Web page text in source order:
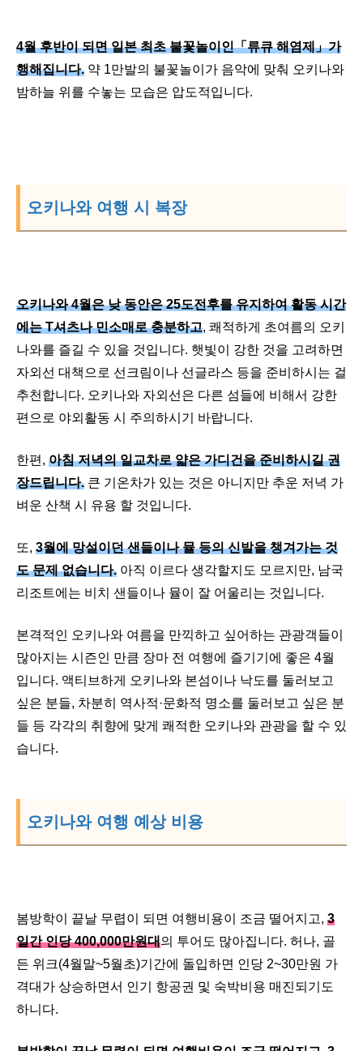
4월 후반이 되면 일본 최초 불꽃놀이인「류큐 해염제」가
행해집니다. 약 1만발의 불꽃놀이가 음악에 맞춰 오키나와
밤하늘 위를 수놓는 모습은 압도적입니다.
오키나와 여행 시 복장
오키나와 4월은 낮 동안은 25도전후를 유지하여 활동 시간
에는 T셔츠나 민소매로 충분하고, 쾌적하게 초여름의 오키
나와를 즐길 수 있을 것입니다. 햇빛이 강한 것을 고려하면
자외선 대책으로 선크림이나 선글라스 등을 준비하시는 걸
추천합니다. 오키나와 자외선은 다른 섬들에 비해서 강한
편으로 야외활동 시 주의하시기 바랍니다.
한편, 아침 저녁의 일교차로 얇은 가디건을 준비하시길 권
장드립니다. 큰 기온차가 있는 것은 아니지만 추운 저녁 가
벼운 산책 시 유용 할 것입니다.
또, 3월에 망설이던 샌들이나 뮬 등의 신발을 챙겨가는 것
도 문제 없습니다. 아직 이르다 생각할지도 모르지만, 남국
리조트에는 비치 샌들이나 뮬이 잘 어울리는 것입니다.
본격적인 오키나와 여름을 만끽하고 싶어하는 관광객들이
많아지는 시즌인 만큼 장마 전 여행에 즐기기에 좋은 4월
입니다. 액티브하게 오키나와 본섬이나 낙도를 둘러보고
싶은 분들, 차분히 역사적·문화적 명소를 둘러보고 싶은 분
들 등 각각의 취향에 맞게 쾌적한 오키나와 관광을 할 수 있
습니다.
오키나와 여행 예상 비용
봄방학이 끝날 무렵이 되면 여행비용이 조금 떨어지고, 3
일간 인당 400,000만원대의 투어도 많아집니다. 허나, 골
든 위크(4월말~5월초)기간에 돌입하면 인당 2~30만원 가
격대가 상승하면서 인기 항공권 및 숙박비용 매진되기도
하니다.